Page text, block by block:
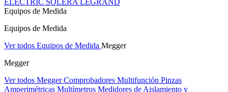
ELECTRIC SOLERA LEGRAND
Equipos de Medida
Equipos de Medida
Ver todos Equipos de Medida Megger
Megger
Ver todos MeggerComprobadores Multifunción Pinzas
Amperimétricas Multímetros Medidores de Aislamiento y